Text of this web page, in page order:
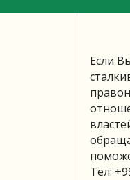
Если
Тел: